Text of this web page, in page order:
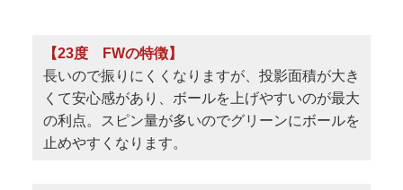
【23度 FWの特徴】
長いので振りにくくなりますが、投影面積が大き
くて安心感があり、ボールを上げやすいのが最大
の利点。スピン量が多いのでグリーンにボールを
止めやすくなります。